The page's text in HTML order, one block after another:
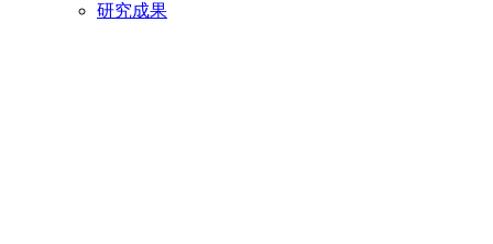
研究成果